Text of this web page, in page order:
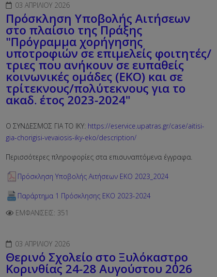
03 ΑΠΡΙΛΊΟΥ 2026
Πρόσκληση Υποβολής Αιτήσεων
στο πλαίσιο της Πράξης
"Πρόγραμμα χορήγησης
υποτροφιών σε επιμελείς φοιτητές/
τριες που ανήκουν σε ευπαθείς
κοινωνικές ομάδες (ΕΚΟ) και σε
τρίτεκνους/πολύτεκνους για το
ακαδ. έτος 2023-2024"
Ο ΣΥΝΔΕΣΜΟΣ ΓΙΑ ΤΟ ΙΚΥ: https://eservice.upatras.gr/case/aitisi-
gia-chorigisi-vevaiosis-iky-eko/description/
Περισσότερες πληροφορίες στα επισυναπτόμενα έγγραφα.
Πρόσκληση Υποβολής Αιτήσεων EKO 2023_2024
Παράρτημα 1 Πρόσκλησης ΕΚΟ 2023-2024
ΕΜΦΑΝΊΣΕΙΣ: 351
03 ΑΠΡΙΛΊΟΥ 2026
Θερινό Σχολείο στο Ξυλόκαστρο
Κορινθίας 24-28 Αυγούστου 2026